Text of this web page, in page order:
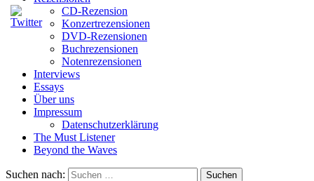
CD-Rezension
Konzertrezensionen
DVD-Rezensionen
Buchrezensionen
Notenrezensionen
Interviews
Essays
Über uns
Impressum
Datenschutzerklärung
The Must Listener
Beyond the Waves
Suchen nach: